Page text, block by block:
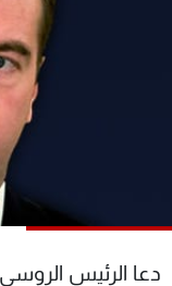
دعا الرئيس
شاهد البرامج